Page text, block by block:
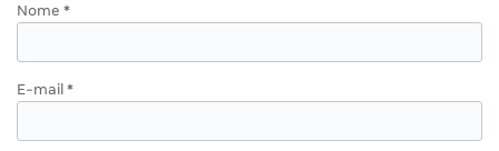
Nome *
E-mail *